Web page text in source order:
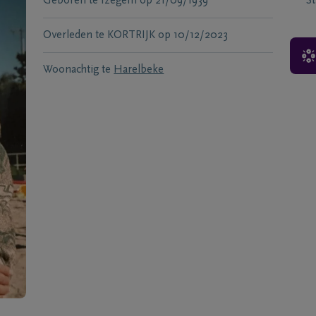
Overleden te KORTRIJK op 10/12/2023
Woonachtig te Harelbeke